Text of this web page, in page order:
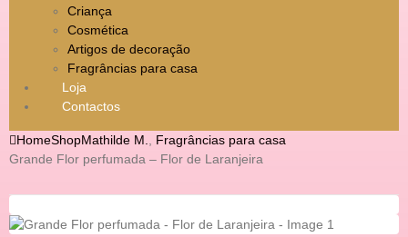
Criança
Cosmética
Artigos de decoração
Fragrâncias para casa
Loja
Contactos
HomeShopMathilde M.
Fragrâncias para casa
Grande Flor perfumada – Flor de Laranjeira